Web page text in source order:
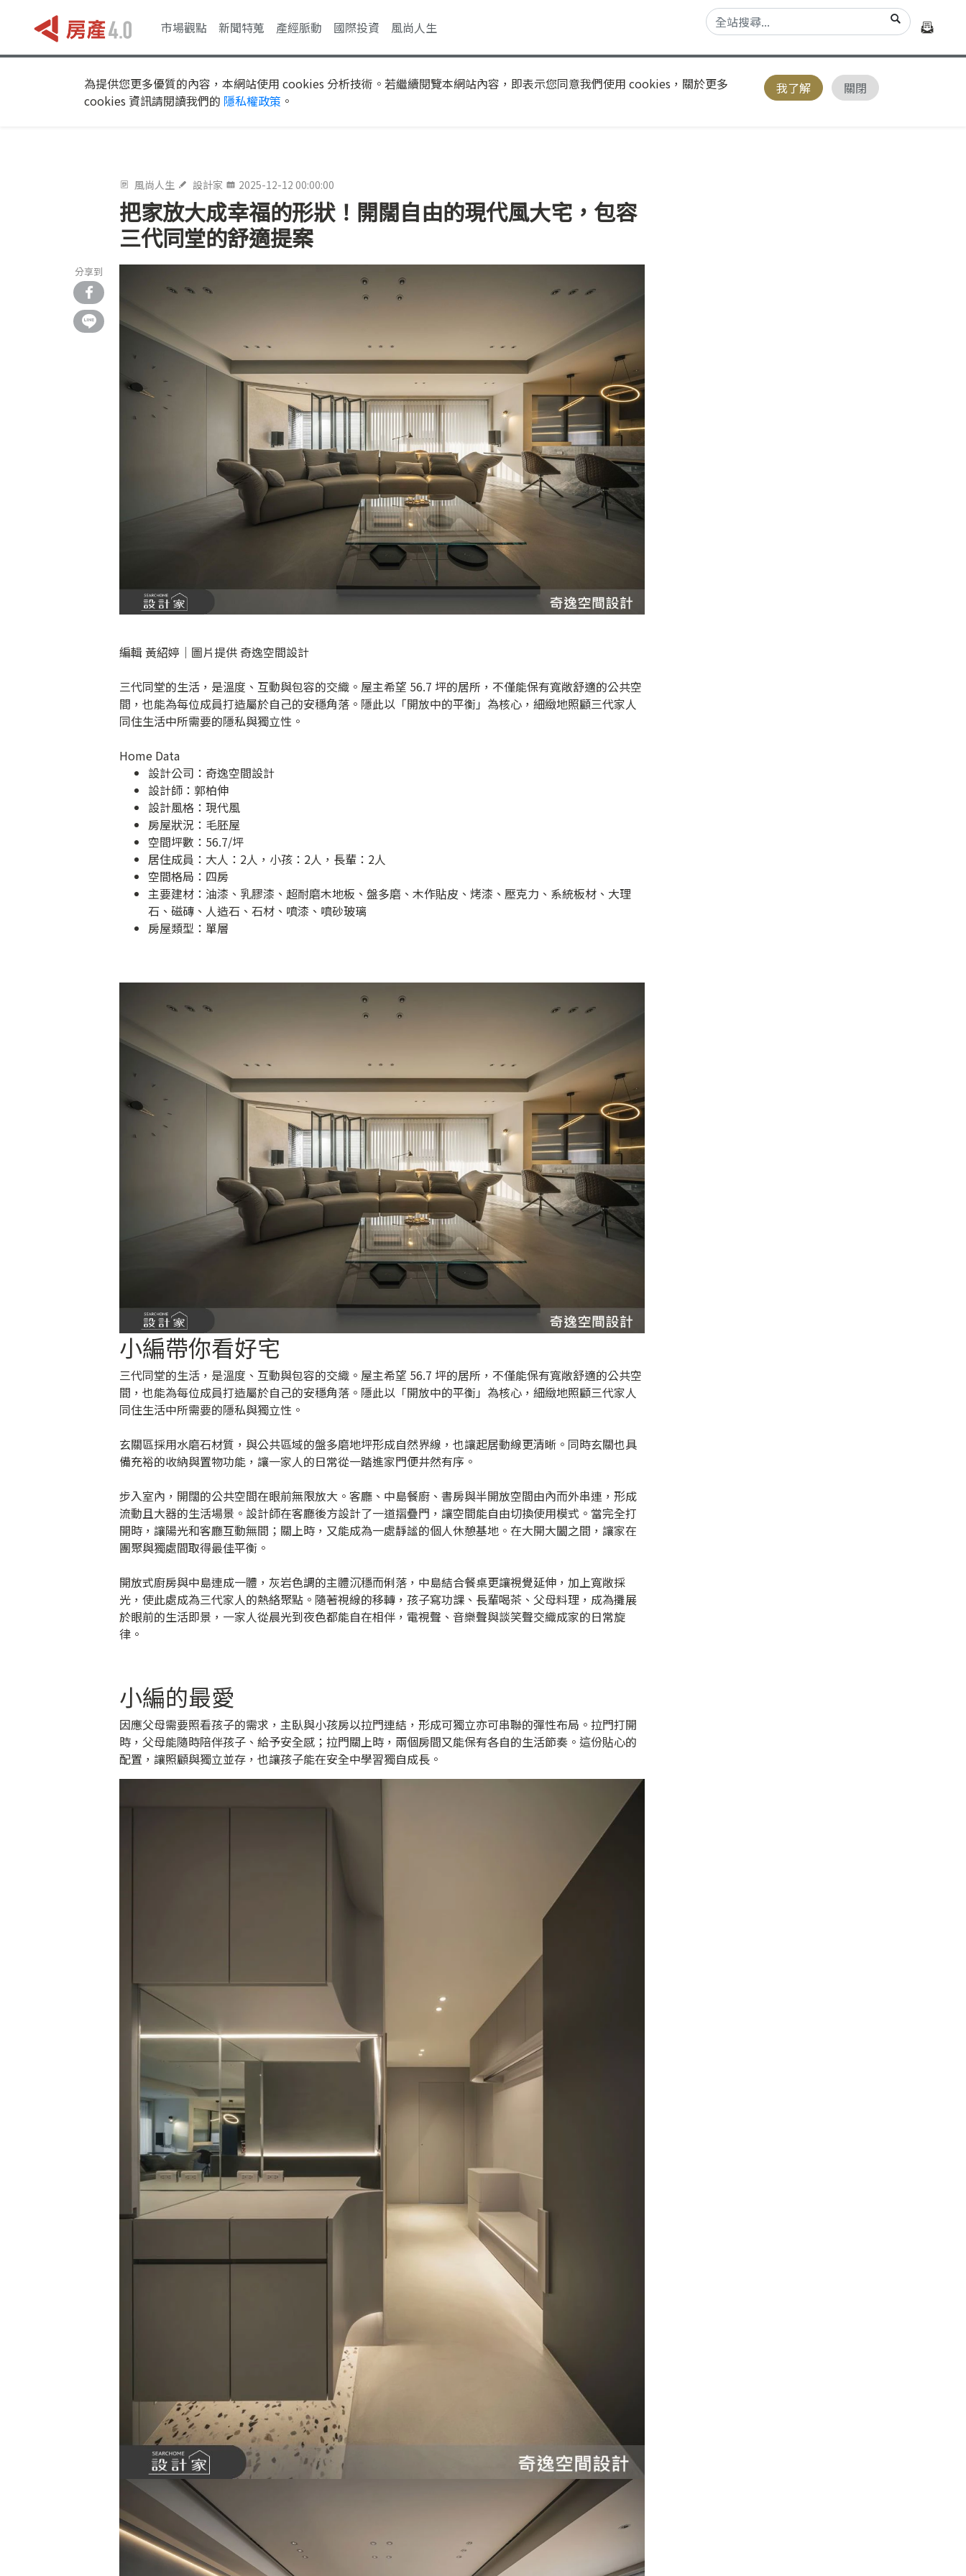
市場觀點 新聞特蒐 產經脈動 國際投資 風尚人生
為提供您更多優質的內容，本網站使用 cookies 分析技術。若繼續閱覽本網站內容，即表示您同意我們使用 cookies，關於更多
cookies 資訊請閱讀我們的 隱私權政策 。
我了解 關閉
風尚人生 設計家 2025-12-12 00:00:00
把家放大成幸福的形狀！開闊自由的現代風大宅，包容
三代同堂的舒適提案
分享到
編輯 黃紹婷｜圖片提供 奇逸空間設計
三代同堂的生活，是溫度、互動與包容的交織。屋主希望 56.7 坪的居所，不僅能保有寬敞舒適的公共空
間，也能為每位成員打造屬於自己的安穩角落。隱此以「開放中的平衡」為核心，細緻地照顧三代家人
同住生活中所需要的隱私與獨立性。
Home Data
設計公司： 奇逸空間設計
設計師：郭柏伸
設計風格：現代風
房屋狀況：毛胚屋
空間坪數：56.7/坪
居住成員：大人：2人，小孩：2人，長輩：2人
空間格局：四房
主要建材：油漆、乳膠漆、超耐磨木地板、盤多磨、木作貼皮、烤漆、壓克力、系統板材、大理
石、磁磚、人造石、石材、噴漆、噴砂玻璃
房屋類型：單層
小編帶你看好宅
三代同堂的生活，是溫度、互動與包容的交織。屋主希望 56.7 坪的居所，不僅能保有寬敞舒適的公共空
間，也能為每位成員打造屬於自己的安穩角落。隱此以「開放中的平衡」為核心，細緻地照顧三代家人
同住生活中所需要的隱私與獨立性。
玄關區採用水磨石材質，與公共區域的盤多磨地坪形成自然界線，也讓起居動線更清晰。同時玄關也具
備充裕的收納與置物功能，讓一家人的日常從一踏進家門便井然有序。
步入室內，開闊的公共空間在眼前無限放大。客廳、中島餐廚、書房與半開放空間由內而外串連，形成
流動且大器的生活場景。設計師在客廳後方設計了一道摺疊門，讓空間能自由切換使用模式。當完全打
開時，讓陽光和客廳互動無間；關上時，又能成為一處靜謐的個人休憩基地。在大開大闔之間，讓家在
團聚與獨處間取得最佳平衡。
開放式廚房與中島連成一體，灰岩色調的主體沉穩而俐落，中島結合餐桌更讓視覺延伸，加上寬敞採
光，使此處成為三代家人的熱絡聚點。隨著視線的移轉，孩子寫功課、長輩喝茶、父母料理，成為攤展
於眼前的生活即景，一家人從晨光到夜色都能自在相伴，電視聲、音樂聲與談笑聲交織成家的日常旋
律。
小編的最愛
因應父母需要照看孩子的需求，主臥與小孩房以拉門連結，形成可獨立亦可串聯的彈性布局。拉門打開
時，父母能隨時陪伴孩子、給予安全感；拉門關上時，兩個房間又能保有各自的生活節奏。這份貼心的
配置，讓照顧與獨立並存，也讓孩子能在安全中學習獨自成長。